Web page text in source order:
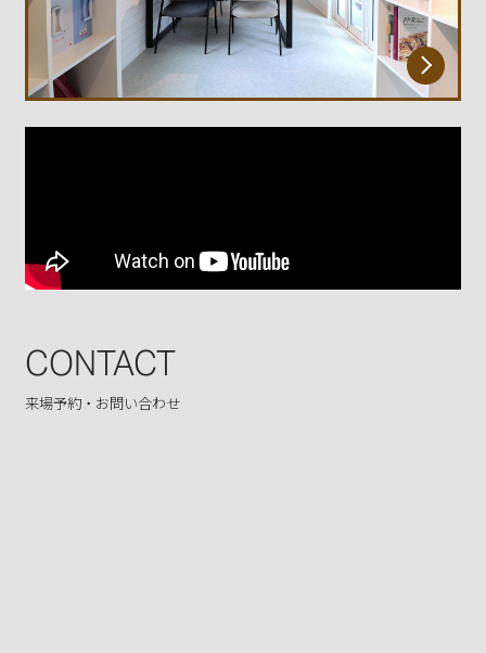
求などの際に資料発送のため、発送・運送業者に住
所、氏名等を通知する場合など。）
ただし、人命や人権を保護するために緊急を要する
場合、または司法機関、警察等の公共機関による法
令に基づく要請に協力する場合、その他法令に従う
CONTACT
来場予約・お問い合わせ